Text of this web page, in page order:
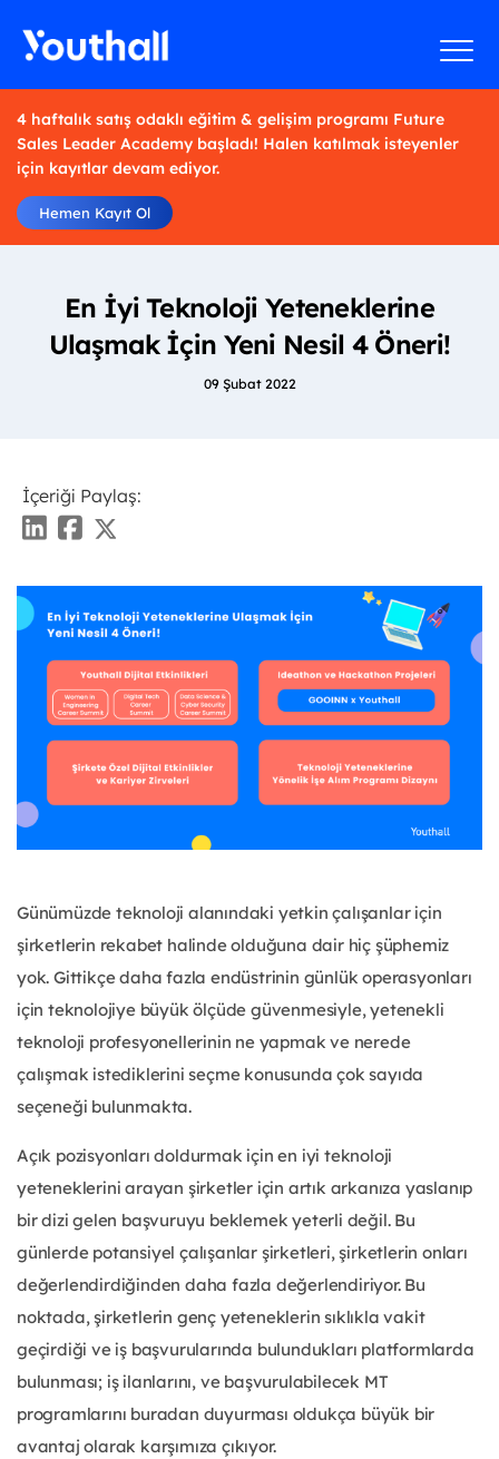
4 haftalık satış odaklı eğitim & gelişim programı Future
Sales Leader Academy başladı! Halen katılmak isteyenler
için kayıtlar devam ediyor.
Hemen Kayıt Ol
En İyi Teknoloji Yeteneklerine
Ulaşmak İçin Yeni Nesil 4 Öneri!
09 Şubat 2022
İçeriği Paylaş:
Günümüzde teknoloji alanındaki yetkin çalışanlar için
şirketlerin rekabet halinde olduğuna dair hiç şüphemiz
yok. Gittikçe daha fazla endüstrinin günlük operasyonları
için teknolojiye büyük ölçüde güvenmesiyle, yetenekli
teknoloji profesyonellerinin ne yapmak ve nerede
çalışmak istediklerini seçme konusunda çok sayıda
seçeneği bulunmakta.
Açık pozisyonları doldurmak için en iyi teknoloji
yeteneklerini arayan şirketler için artık arkanıza yaslanıp
bir dizi gelen başvuruyu beklemek yeterli değil. Bu
günlerde potansiyel çalışanlar şirketleri, şirketlerin onları
değerlendirdiğinden daha fazla değerlendiriyor. Bu
noktada, şirketlerin genç yeteneklerin sıklıkla vakit
geçirdiği ve iş başvurularında bulundukları platformlarda
bulunması; iş ilanlarını, ve başvurulabilecek MT
programlarını buradan duyurması oldukça büyük bir
avantaj olarak karşımıza çıkıyor.